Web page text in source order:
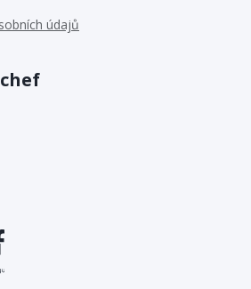
údajů